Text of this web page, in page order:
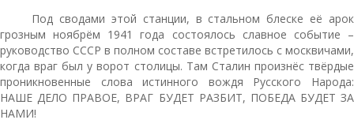
Под сводами этой станции, в стальном блеске её арок
грозным ноябрём 1941 года состоялось славное событие –
руководство СССР в полном составе встретилось с москвичами,
когда враг был у ворот столицы. Там Сталин произнёс твёрдые
проникновенные слова истинного вождя Русского Народа:
НАШЕ ДЕЛО ПРАВОЕ, ВРАГ БУДЕТ РАЗБИТ, ПОБЕДА БУДЕТ ЗА
НАМИ!